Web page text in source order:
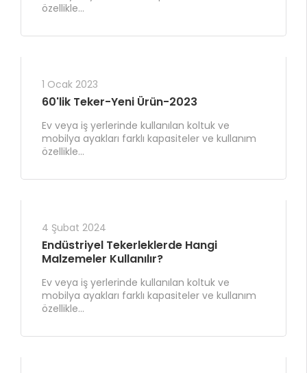
özellikle...
1 Ocak 2023
60'lik Teker-Yeni Ürün-2023
Ev veya iş yerlerinde kullanılan koltuk ve
mobilya ayakları farklı kapasiteler ve kullanım
özellikle...
4 Şubat 2024
Endüstriyel Tekerleklerde Hangi
Malzemeler Kullanılır?
Ev veya iş yerlerinde kullanılan koltuk ve
mobilya ayakları farklı kapasiteler ve kullanım
özellikle...